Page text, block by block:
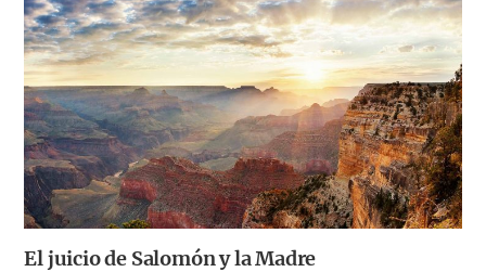
mismos, sin la dedicación de ellos. De la misma manera, los hijos de
Dios difícilmente podemos comprender cuán largo, ancho, alto y
profundo es el amor de nuestro Padre y nuestra Madre celestiales,
que nos han dado la vida eterna y nos guían al reino de los cielos.
Como hijos celestiales, debemos comprender el abundante amor de
Dios que ha…
El juicio de Salomón y la Madre